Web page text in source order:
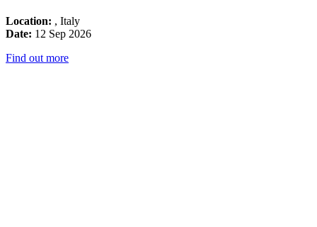
Location: , Italy
Date: 12 Sep 2026
Find out more